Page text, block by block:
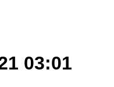
03:01